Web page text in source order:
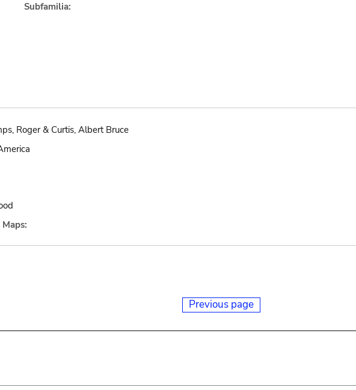
Subfamilia:
Roger & Curtis, Albert Bruce
Previous page